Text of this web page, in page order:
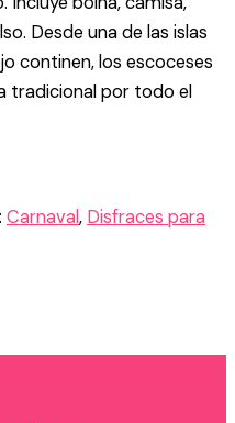
Desde una de las islas
continen, los escoceses
tradicional por todo el
Carnaval, Disfraces para